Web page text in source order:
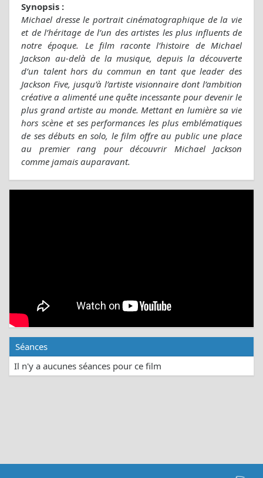
Synopsis :
Michael dresse le portrait cinématographique de la vie
et de l’héritage de l’un des artistes les plus influents de
notre époque. Le film raconte l’histoire de Michael
Jackson au-delà de la musique, depuis la découverte
d’un talent hors du commun en tant que leader des
Jackson Five, jusqu’à l’artiste visionnaire dont l’ambition
créative a alimenté une quête incessante pour devenir le
plus grand artiste au monde. Mettant en lumière sa vie
hors scène et ses performances les plus emblématiques
de ses débuts en solo, le film offre au public une place
au premier rang pour découvrir Michael Jackson
comme jamais auparavant.
Séances
Il n'y a aucunes séances pour ce film